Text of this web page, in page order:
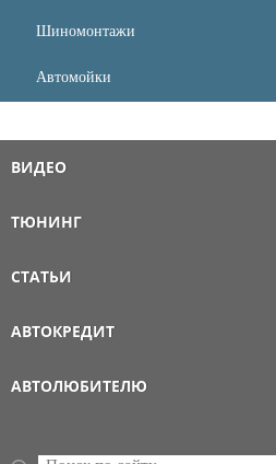
Шиномонтажи
Автомойки
ВИДЕО
ТЮНИНГ
СТАТЬИ
АВТОКРЕДИТ
АВТОЛЮБИТЕЛЮ